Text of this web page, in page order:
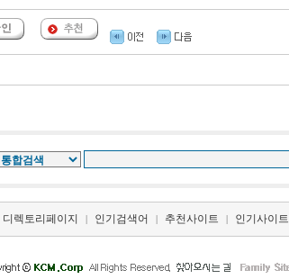
디렉토리페이지 | 인기검색어 | 추천사이트 | 인기사이트